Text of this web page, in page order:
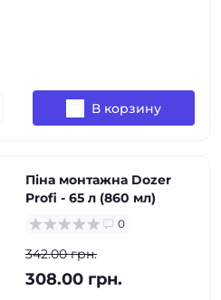
В корзину
Піна монтажна Dozer
Profi - 65 л (860 мл)
0
342.00 грн.
308.00 грн.